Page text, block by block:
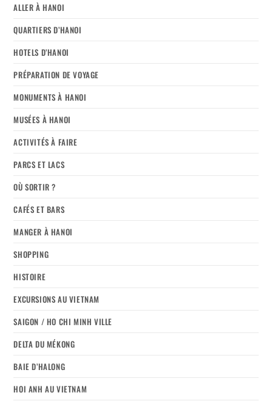
ALLER À HANOI
QUARTIERS D’HANOI
HOTELS D’HANOI
PRÉPARATION DE VOYAGE
MONUMENTS À HANOI
MUSÉES À HANOI
ACTIVITÉS À FAIRE
PARCS ET LACS
OÙ SORTIR ?
CAFÉS ET BARS
MANGER À HANOI
SHOPPING
HISTOIRE
EXCURSIONS AU VIETNAM
SAIGON / HO CHI MINH VILLE
DELTA DU MÉKONG
BAIE D’HALONG
HOI ANH AU VIETNAM